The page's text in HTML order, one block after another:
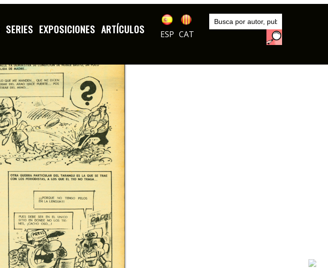
SERIES EXPOSICIONES ARTÍCULOS ESP CAT
Publicaciones
Barrabás